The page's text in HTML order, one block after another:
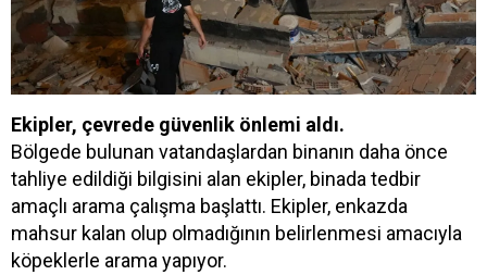
Ekipler, çevrede güvenlik önlemi aldı.
Bölgede bulunan vatandaşlardan binanın daha önce
tahliye edildiği bilgisini alan ekipler, binada tedbir
amaçlı arama çalışma başlattı. Ekipler, enkazda
mahsur kalan olup olmadığının belirlenmesi amacıyla
köpeklerle arama yapıyor.